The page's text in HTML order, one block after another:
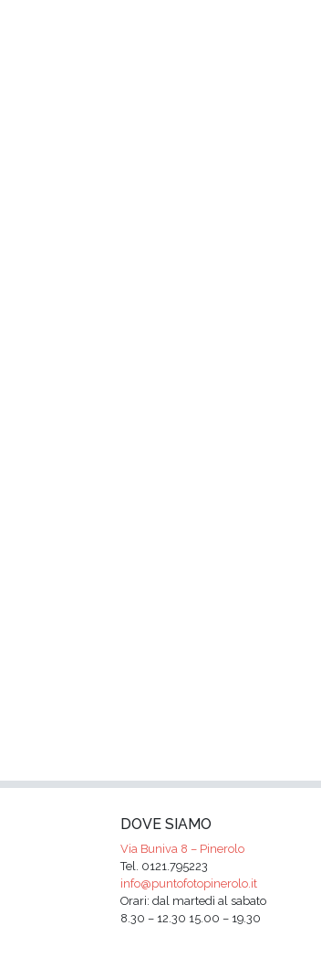
DOVE SIAMO
Via Buniva 8 – Pinerolo
Tel. 0121.795223
info@puntofotopinerolo.it
Orari: dal martedì al sabato
8.30 – 12.30 15.00 – 19.30